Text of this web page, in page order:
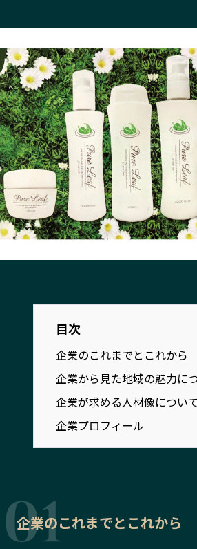
岡山エリア
広島エ
山口エリア
徳島エ
香川エリア
愛媛エ
高知エリア
福岡エ
佐賀エリア
長崎エ
熊本エリア
大分エ
宮崎エリア
鹿児島
沖縄エリア
Localist
SDGsの
イベント
飲食店
地域豆知識
ニッポ
Sporkle
記事ライター
目次
企業のこれまでとこれから
企業から見た地域の魅力に
企業が求める人材像について
企業プロフィール
企業のこれまでとこれから